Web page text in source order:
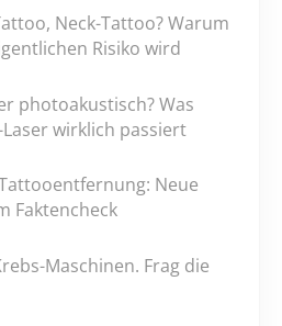
Neck-Tattoo? Warum
Risiko wird
photoakustisch? Was
wirklich passiert
Neue
Faktencheck
Maschinen. Frag die